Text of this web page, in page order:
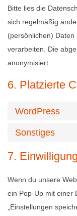
Bitte lies die
sich regelmäßig
(persönlichen)
verarbeiten. Die
anonymisiert.
6. Platzierte
WordPress
Sonstiges
7. Einwilligung
Wenn du unsere
ein Pop-Up mit einer
„Einstellungen